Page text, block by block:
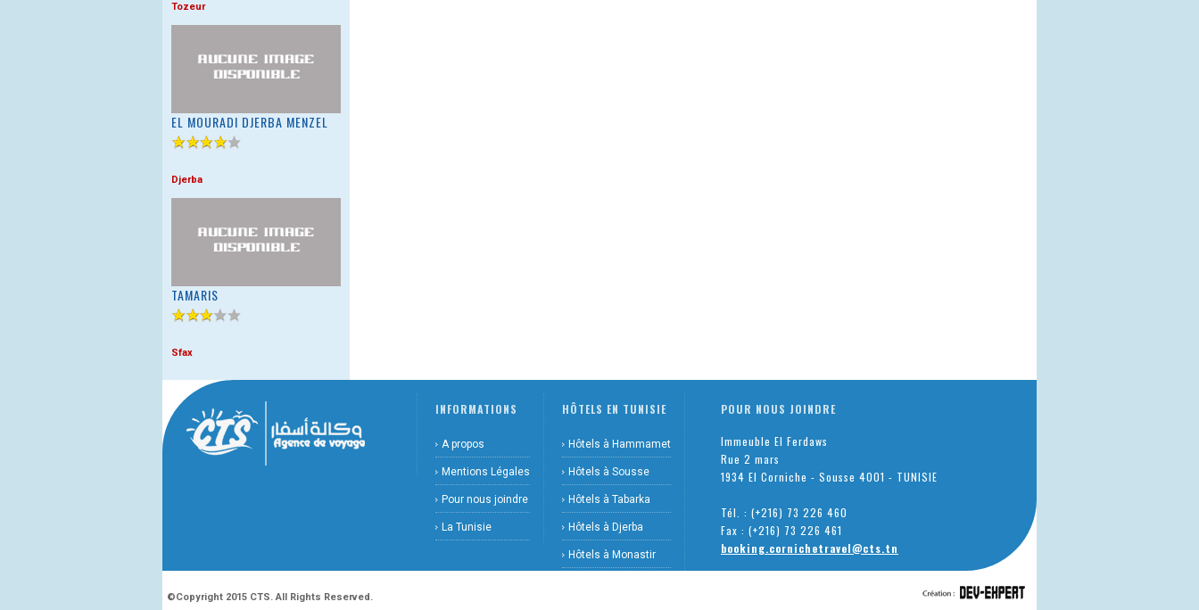
Tozeur
EL MOURADI DJERBA MENZEL
Djerba
TAMARIS
Sfax
INFORMATIONS
A propos
Mentions Légales
Pour nous joindre
La Tunisie
HÔTELS EN TUNISIE
Hôtels à Hammamet
Hôtels à Sousse
Hôtels à Tabarka
Hôtels à Djerba
Hôtels à Monastir
POUR NOUS JOINDRE
Immeuble El Ferdaws
Rue 2 mars
1934 El Corniche - Sousse 4001 - TUNISIE
Tél. : (+216) 73 226 460
Fax : (+216) 73 226 461
booking.cornichetravel@cts.tn
©Copyright 2015 CTS. All Rights Reserved.